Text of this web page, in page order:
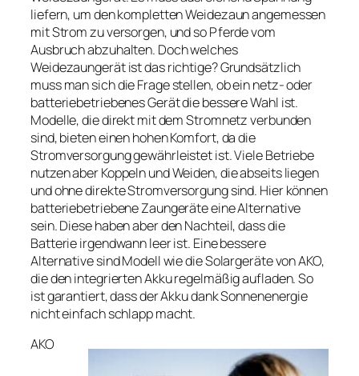
liefern, um den kompletten Weidezaun angemessen
mit Strom zu versorgen, und so Pferde vom
Ausbruch abzuhalten. Doch welches
Weidezaungerät ist das richtige? Grundsätzlich
muss man sich die Frage stellen, ob ein netz- oder
batteriebetriebenes Gerät die bessere Wahl ist.
Modelle, die direkt mit dem Stromnetz verbunden
sind, bieten einen hohen Komfort, da die
Stromversorgung gewährleistet ist. Viele Betriebe
nutzen aber Koppeln und Weiden, die abseits liegen
und ohne direkte Stromversorgung sind. Hier können
batteriebetriebene Zaungeräte eine Alternative
sein. Diese haben aber den Nachteil, dass die
Batterie irgendwann leer ist. Eine bessere
Alternative sind Modell wie die Solargeräte von AKO,
die den integrierten Akku regelmäßig aufladen. So
ist garantiert, dass der Akku dank Sonnenenergie
nicht einfach schlapp macht.
AKO